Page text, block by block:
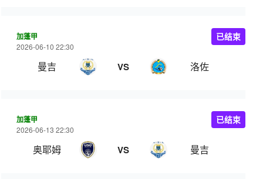
加蓬甲
2026-06-10 22:30
曼吉 VS 洛佐
已结束
加蓬甲
2026-06-13 22:30
奥耶姆 VS 曼吉
已结束